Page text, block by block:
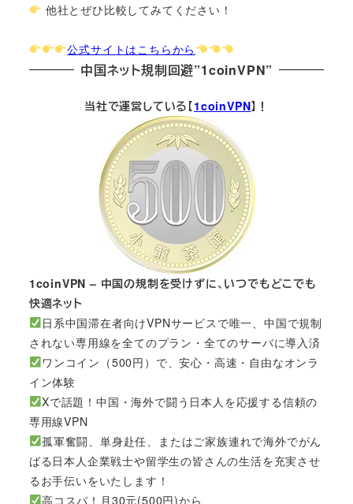
他社とぜひ比較してみてください！
公式サイトはこちらから
中国ネット規制回避”1coinVPN”
当社で運営している【1coinVPN】！
1coinVPN – 中国の規制を受けずに、いつでもどこでも
快適ネット
日系中国滞在者向けVPNサービスで唯一、中国で規制
されない専用線を全てのプラン・全てのサーバに導入済
ワンコイン（500円）で、安心・高速・自由なオンラ
イン体験
Xで話題！中国・海外で闘う日本人を応援する信頼の
専用線VPN
孤軍奮闘、単身赴任、またはご家族連れで海外でがん
ばる日本人企業戦士や留学生の皆さんの生活を充実させ
るお手伝いをいたします！
高コスパ！月30元(500円)から